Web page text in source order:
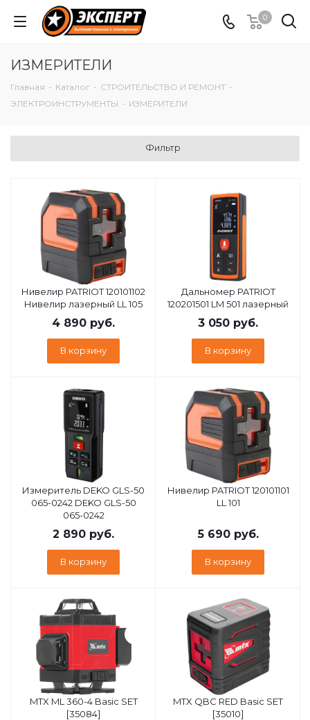
0
ИЗМЕРИТЕЛИ
Главная - Каталог - СТРОИТЕЛЬСТВО И РЕМОНТ -
ЭЛЕКТРОИНСТРУМЕНТЫ - ИЗМЕРИТЕЛИ
Фильтр
Нивелир PATRIOT 120101102
Нивелир лазерный LL 105
4 890 руб.
В корзину
Дальномер PATRIOT
120201501 LM 501 лазерный
3 050 руб.
В корзину
Измеритель DEKO GLS-50
065-0242 DEKO GLS-50
065-0242
2 890 руб.
В корзину
Нивелир PATRIOT 120101101
LL 101
5 690руб.
В корзину
MTX ML 360-4 Basic SET
[35084]
MTX QBC RED Basic SET
[35010]